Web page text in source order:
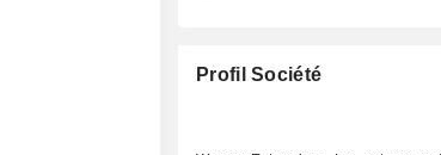
Profil Société